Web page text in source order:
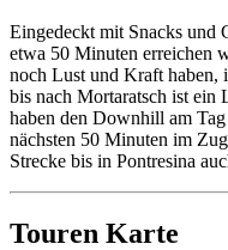
Eingedeckt mit Snacks und
etwa 50 Minuten erreichen
noch Lust und Kraft haben,
bis nach Mortaratsch ist ein
haben den Downhill am
nächsten 50 Minuten im
Strecke bis in Pontresina
Touren Karte